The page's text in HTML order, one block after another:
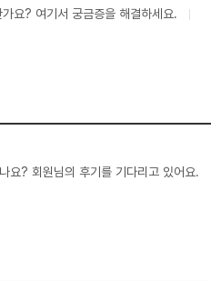
요? 여기서 궁금증을 해결하세요.
요? 회원님의 후기를 기다리고 있어요.